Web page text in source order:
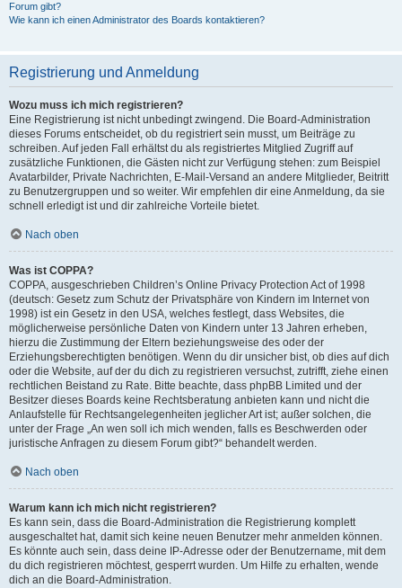
Forum gibt?
Wie kann ich einen Administrator des Boards kontaktieren?
Registrierung und Anmeldung
Wozu muss ich mich registrieren?
Eine Registrierung ist nicht unbedingt zwingend. Die Board-Administration
dieses Forums entscheidet, ob du registriert sein musst, um Beiträge zu
schreiben. Auf jeden Fall erhältst du als registriertes Mitglied Zugriff auf
zusätzliche Funktionen, die Gästen nicht zur Verfügung stehen: zum Beispiel
Avatarbilder, Private Nachrichten, E-Mail-Versand an andere Mitglieder, Beitritt
zu Benutzergruppen und so weiter. Wir empfehlen dir eine Anmeldung, da sie
schnell erledigt ist und dir zahlreiche Vorteile bietet.
Nach oben
Was ist COPPA?
COPPA, ausgeschrieben Children’s Online Privacy Protection Act of 1998
(deutsch: Gesetz zum Schutz der Privatsphäre von Kindern im Internet von
1998) ist ein Gesetz in den USA, welches festlegt, dass Websites, die
möglicherweise persönliche Daten von Kindern unter 13 Jahren erheben,
hierzu die Zustimmung der Eltern beziehungsweise des oder der
Erziehungsberechtigten benötigen. Wenn du dir unsicher bist, ob dies auf dich
oder die Website, auf der du dich zu registrieren versuchst, zutrifft, ziehe einen
rechtlichen Beistand zu Rate. Bitte beachte, dass phpBB Limited und der
Besitzer dieses Boards keine Rechtsberatung anbieten kann und nicht die
Anlaufstelle für Rechtsangelegenheiten jeglicher Art ist; außer solchen, die
unter der Frage „An wen soll ich mich wenden, falls es Beschwerden oder
juristische Anfragen zu diesem Forum gibt?“ behandelt werden.
Nach oben
Warum kann ich mich nicht registrieren?
Es kann sein, dass die Board-Administration die Registrierung komplett
ausgeschaltet hat, damit sich keine neuen Benutzer mehr anmelden können.
Es könnte auch sein, dass deine IP-Adresse oder der Benutzername, mit dem
du dich registrieren möchtest, gesperrt wurden. Um Hilfe zu erhalten, wende
dich an die Board-Administration.